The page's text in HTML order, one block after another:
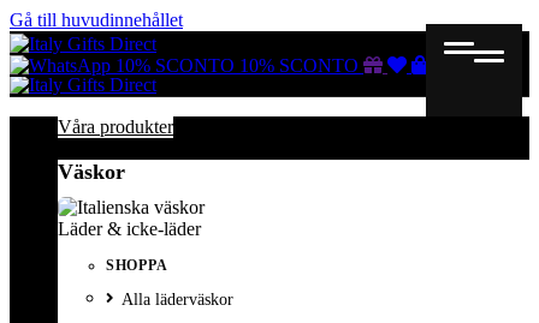
Gå till huvudinnehållet
10% SCONTO 10% SCONTO Gutscheine
Wunschliste
Warenkorb
Våra produkter
Väskor
Läder & icke-läder
SHOPPA
Alla läderväskor